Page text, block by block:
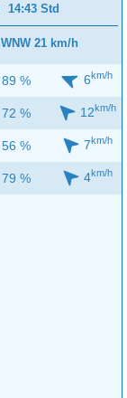
14:43 Std
WNW 21 km/h
89 % 6km/h
72 % 12km/h
56 % 7km/h
79 % 4km/h